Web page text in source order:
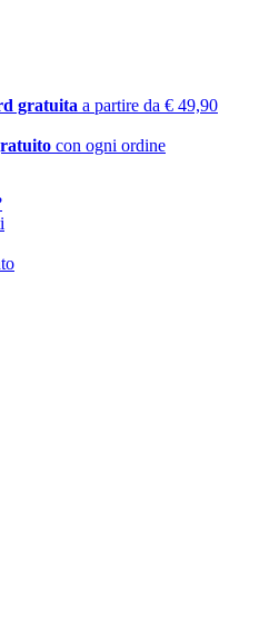
gratuita a partire da € 49,90
con ogni ordine